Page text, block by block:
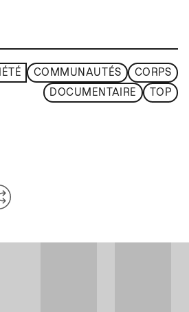
COMMUNAUTÉS CORPS
DOCUMENTAIRE TOP